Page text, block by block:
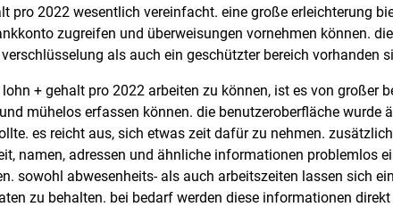
pro 2022 wesentlich vereinfacht. eine große erleichterung
zugreifen und überweisungen vornehmen können.
als auch ein geschützter bereich vorhanden
+ gehalt pro 2022 arbeiten zu können, ist es von großer
mühelos erfassen können. die benutzeroberfläche wurde
es reicht aus, sich etwas zeit dafür zu nehmen.
namen, adressen und ähnliche informationen problemlos
sowohl abwesenheits- als auch arbeitszeiten lassen sich
zu behalten. bei bedarf werden diese informationen